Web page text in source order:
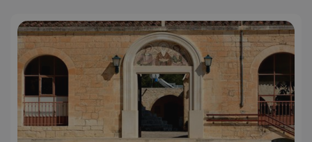
VISITOR_PRIVACY_METADATA
YouTube
.youtube.com